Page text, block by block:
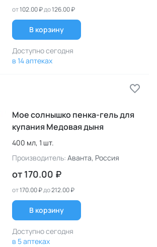
от102.00 ₽до126.00 ₽
В корзину
Доступно сегодня
в 14 аптеках
Мое солнышко пенка-гель для
купания Медовая дыня
400 мл, 1 шт.
Производитель: Аванта, Россия
от 170.00 ₽
от170.00 ₽до212.00 ₽
В корзину
Доступно сегодня
в 5 аптеках